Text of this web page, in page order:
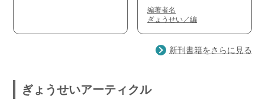
編著者名
ぎょうせい／編
新刊書籍をさらに見る
ぎょうせいアーティクル